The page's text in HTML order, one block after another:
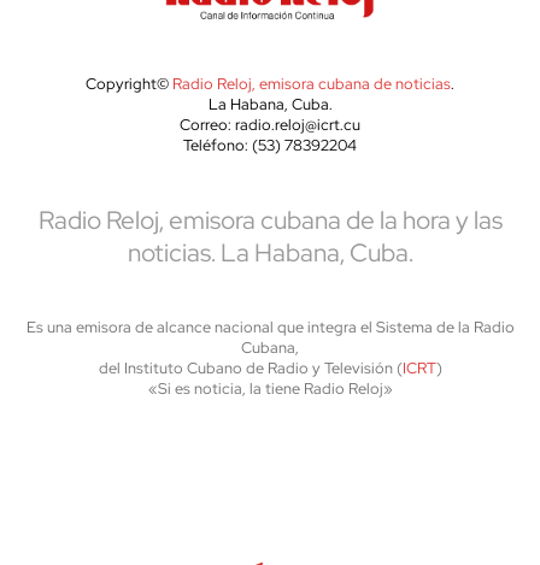
Copyright© Radio Reloj, emisora cubana de noticias.
La Habana, Cuba.
Correo: radio.reloj@icrt.cu
Teléfono: (53) 78392204
Radio Reloj, emisora cubana de la hora y las
noticias. La Habana, Cuba.
Es una emisora de alcance nacional que integra el Sistema de la Radio
Cubana,
del Instituto Cubano de Radio y Televisión (ICRT)
«Si es noticia, la tiene Radio Reloj»